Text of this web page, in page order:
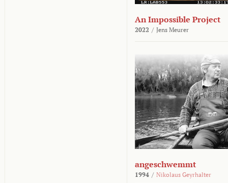
An Impossible Project
2022 / Jens Meurer
angeschwemmt
1994 / Nikolaus Geyrhalter